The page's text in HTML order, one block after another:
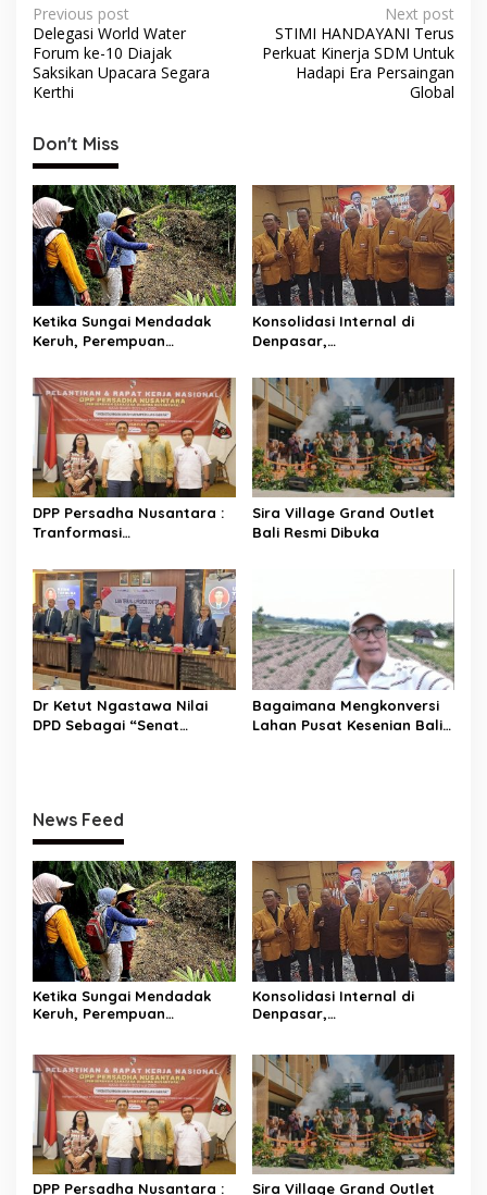
P
o
s
n
a
v
i
g
a
t
i
o
n
Previous post
Delegasi World Water
Forum ke-10 Diajak
Saksikan Upacara Segara
Kerthi
Next post
STIMI HANDAYANI Terus
Perkuat Kinerja SDM Untuk
Hadapi Era Persaingan
Global
Don't Miss
Ketika Sungai Mendadak
Keruh, Perempuan
Hutan
Adat Mereka Terancam
Konsolidasi Internal di
Denpasar,
PAC untuk Verifikasi KPU
DPP Persadha Nusantara :
Tranformasi
Indonesia Emas 2045
Sira Village Grand Outlet
Bali Resmi Dibuka
Dr Ketut Ngastawa Nilai
DPD Sebagai “Senat
Bagaimana Mengkonversi
Lahan Pusat Kesenian Bali
News Feed
Ketika Sungai Mendadak
Keruh, Perempuan
Adat Mereka Terancam
Konsolidasi Internal di
Denpasar,
DPP Persadha Nusantara : Sira Village Grand Outlet